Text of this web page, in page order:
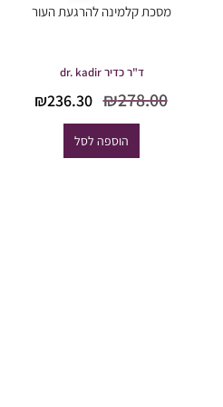
מסכת קלמינה להרגעת העור
ד"ר כדיר dr. kadir
₪278.00
המחיר
היה:
₪278.00.
₪236.30
הוספה לסל